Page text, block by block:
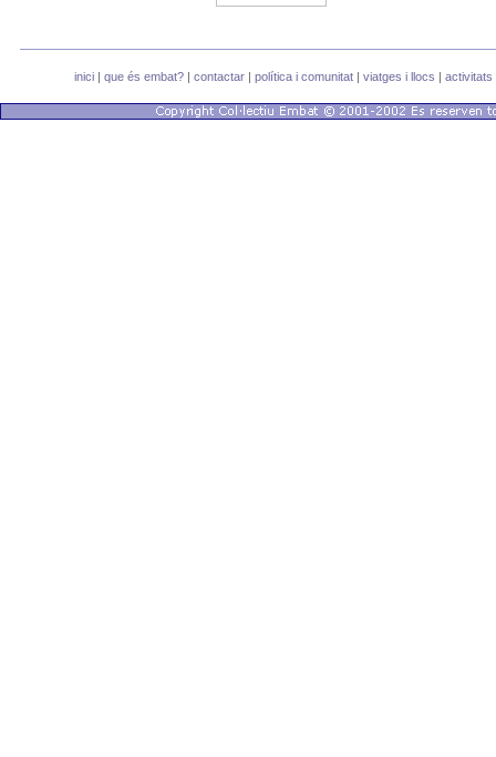
inici| que és embat?| contactar| política i comunitat| viatges i llocs | activitats